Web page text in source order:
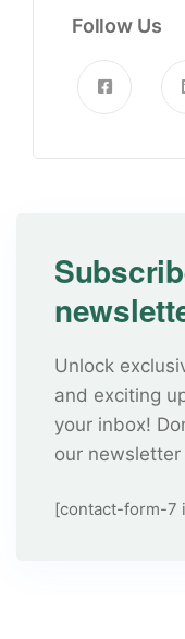
Follow Us
Unlock
and exciting
your inbox!
our
[contact-form-7